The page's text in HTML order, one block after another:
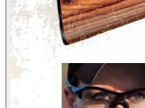
aos invasores de qualquer
e assim queremos
de invasões que não
momentos apropriados.
Talvez queiramos poder
parentes, queridos e
que precisemos pensar se
o regalo. Que seja sim